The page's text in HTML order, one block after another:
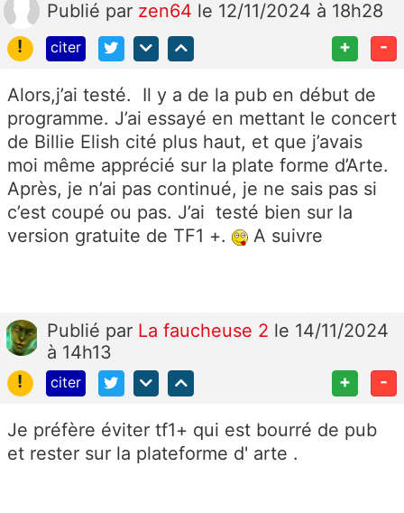
Publié par zen64 le 12/11/2024 à 18h28
!
citer + -
Alors,j’ai testé. Il y a de la pub en début de
programme. J’ai essayé en mettant le concert
de Billie Elish cité plus haut, et que j’avais
moi même apprécié sur la plate forme d’Arte.
Après, je n’ai pas continué, je ne sais pas si
c’est coupé ou pas. J’ai testé bien sur la
version gratuite de TF1 +.
A suivre
Publié par La faucheuse 2 le 14/11/2024
à 14h13
!
citer + -
Je préfère éviter tf1+ qui est bourré de pub
et rester sur la plateforme d' arte .